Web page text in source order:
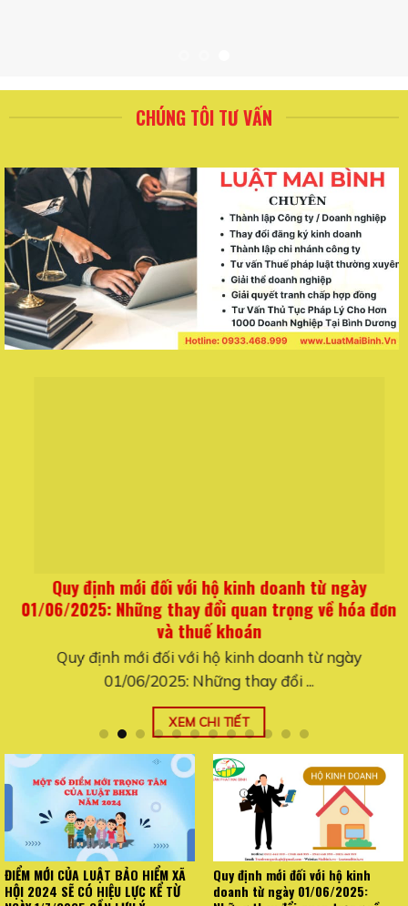
CHÚNG TÔI TƯ VẤN
Quy định mới đối với hộ kinh doanh từ ngày
01/06/2025: Những thay đổi quan trọng về hóa đơn
và thuế khoán
Quy định mới đối với hộ kinh doanh từ ngày
01/06/2025: Những thay đổi ...
XEM CHI TIẾT
ĐIỂM MỚI CỦA LUẬT BẢO HIỂM XÃ
HỘI 2024 SẼ CÓ HIỆU LỰC KỂ TỪ
Quy định mới đối với hộ kinh
doanh từ ngày 01/06/2025: